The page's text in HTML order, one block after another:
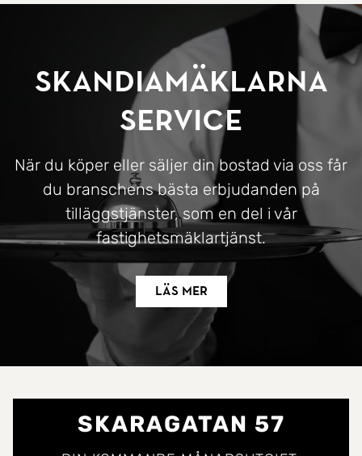
SkandiaMäklarna
Service
När du köper eller säljer din bostad via oss får
du branschens bästa erbjudanden på
tilläggstjänster, som en del i vår
fastighetsmäklartjänst.
Läs mer